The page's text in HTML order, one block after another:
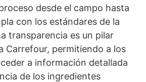
desde el campo hasta
con los estándares de la
transparencia es un pilar
Carrefour, permitiendo a los
a información detallada
de los ingredientes